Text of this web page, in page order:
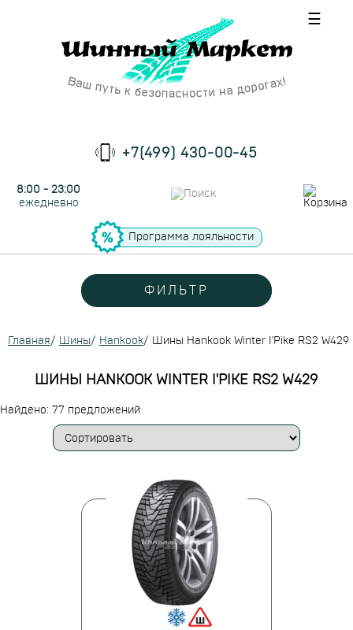
☰
+7(499) 430-00-45
8:00 - 23:00
ежедневно
Программа лояльности
ФИЛЬТР
Главная/ Шины/ Hankook/ Шины Hankook Winter I'Pike RS2 W429
ШИНЫ HANKOOK WINTER I'PIKE RS2 W429
Найдено: 77 предложений